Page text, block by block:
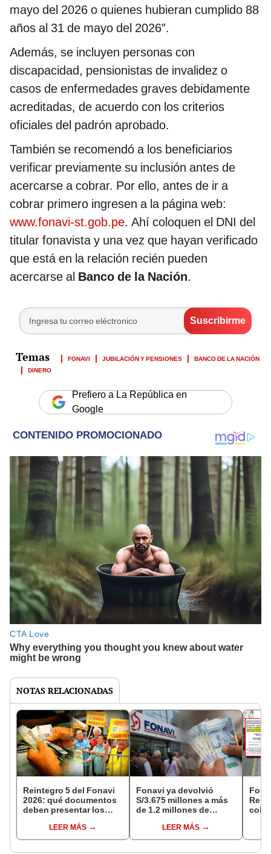
mayo del 2026 o quienes hubieran cumplido 88
años al 31 de mayo del 2026”.
Además, se incluyen personas con
discapacidad, pensionistas de invalidez o
casos de enfermedades graves debidamente
acreditadas, de acuerdo con los criterios
oficiales del padrón aprobado.
También se recomendó a los beneficiarios
verificar previamente su inclusión antes de
acercarse a cobrar. Por ello, antes de ir a
cobrar primero ingresen a la página web:
www.fonavi-st.gob.pe. Ahí coloquen el DNI del
titular fonavista y una vez que hayan verificado
que está en la relación recién pueden
acercarse al Banco de la Nación.
FONAVI JUBILACIÓN Y PENSIONES
BANCO DE LA NACIÓN
DINERO
Prefiero a La República en
Google
NOTAS RELACIONADAS
Reintegro 5 del Fonavi
2026: qué documentos
deben presentar los
fallecidos para cobrar
en Banco de la Nación
LEER MÁS
Fonavi ya devolvió
S/3.675 millones a más
de 1.2 millones de
pueden inscribirse y
qué falta para nuevos
LEER MÁS